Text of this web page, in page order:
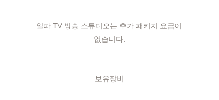
알파 TV 방송 스튜디오는 추가 패키지 요금이
없습니다.
보유장비